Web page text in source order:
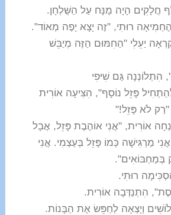
חֲלָקִים הָיָה מֻנָּח עַל הַשֻּׁלְחָן.
רוּתִי, "זֶה יָצָא יָפֶה מְאוֹד".
יַעֵלִי "הַחִמּוּם הַזֶּה מְיַבֵּשׁ
גַּם שִׁיּפִי
פָּזֵל נוֹסָף", הִצִּיעָה אוֹרִית
לֹא פָּזֵל!"
אוֹרִית, "אֲנִי אוֹהֶבֶתפָּזֵל, אֲבָל
מַרְגִּישָׁה כְּמוֹ פָּזֵל בְּעַצְמִי. אֲנִי
בְּמַחְבּוֹאִים".
רוּתִי.
הִתְנַדְּבָה אוֹרִית.
וְיָצְאָה לְחַפֵּשׂ אֶת הַבָּנוֹת.